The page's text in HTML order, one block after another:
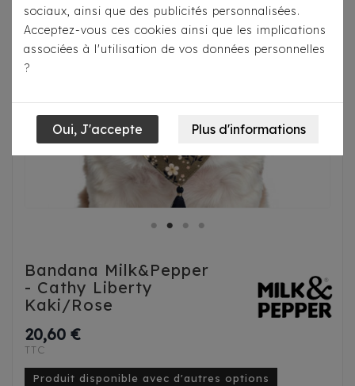
Bandana Milk&Pepper
- Cathy Liberty
Kaki/Rose
20,60 €
TTC
Produit disponible avec d'autres options
sociaux, ainsi que des publicités personnalisées.
Acceptez-vous ces cookies ainsi que les implications
associées à l'utilisation de vos données personnelles
?